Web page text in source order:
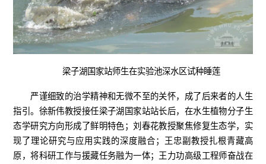
梁子湖国家站师生在实验池深水区试种睡莲
严谨细致的治学精神和无微不至的关怀，成了后来者的人生
指引。徐新伟教授接任梁子湖国家站站长后，在水生植物分子生
态学研究方向形成了鲜明特色；刘春花教授聚焦修复生态学，实
现了理论研究与应用实践的深度融合；王忠副教授扎根青藏高
原，将科研工作与援藏任务融为一体；王力功高级工程师奋战在